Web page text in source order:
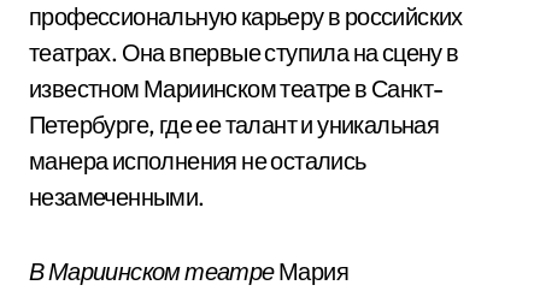
профессиональную карьеру в российских
театрах. Она впервые ступила на сцену в
известном Мариинском театре в Санкт-
Петербурге, где ее талант и уникальная
манера исполнения не остались
незамеченными.
В Мариинском театреМария